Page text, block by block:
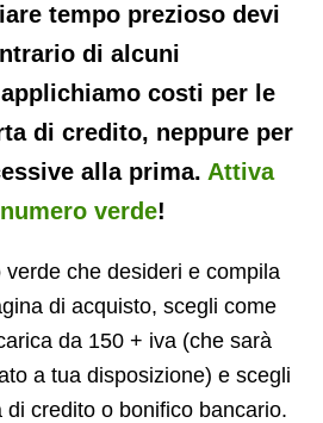
tempo prezioso devi
di alcuni
costi per le
di credito, neppure per
alla prima. Attiva
verde!
che desideri e compila
di acquisto, scegli come
da 150 + iva (che sarà
a tua disposizione) e scegli
credito o bonifico bancario.